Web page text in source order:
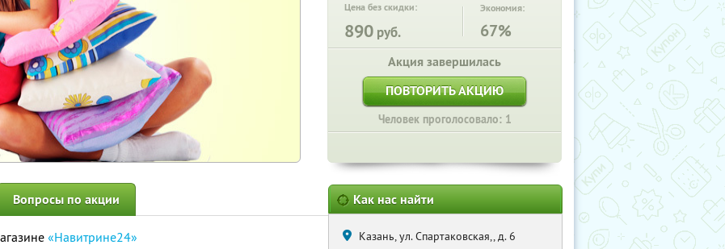
Цена без скидки:
890 руб.
Экономия:
67%
Акция завершилась
ПОВТОРИТЬ АКЦИЮ
Человек проголосовало: 1
Вопросы по акции
«Навитрине24»
Как нас найти
Казань, ул. Спартаковская,, д. 6